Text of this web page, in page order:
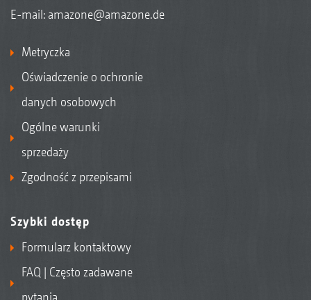
E-mail: amazone@amazone.de
Metryczka
Oświadczenie o ochronie
danych osobowych
Ogólne warunki
sprzedaży
Zgodność z przepisami
Szybki dostęp
Formularz kontaktowy
FAQ | Często zadawane
pytania